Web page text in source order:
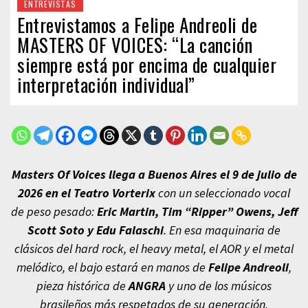
ENTREVISTAS
Entrevistamos a Felipe Andreoli de
MASTERS OF VOICES: “La canción
siempre está por encima de cualquier
interpretación individual”
Masters Of Voicesllega a Buenos Aires el9 de julio de
2026 en el Teatro Vorterixcon un seleccionado vocal
de peso pesado:Eric Martin, Tim “Ripper” Owens, Jeff
Scott Soto y Edu Falaschi. En esa maquinaria de
clásicos del hard rock, el heavy metal, el AOR y el metal
melódico, el bajo estará en manos de Felipe Andreoli,
pieza histórica deANGRA y uno de los músicos
brasileños más respetados de su generación.